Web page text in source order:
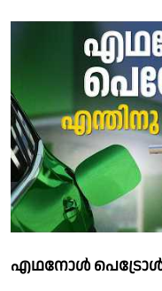
എഥനോൾ